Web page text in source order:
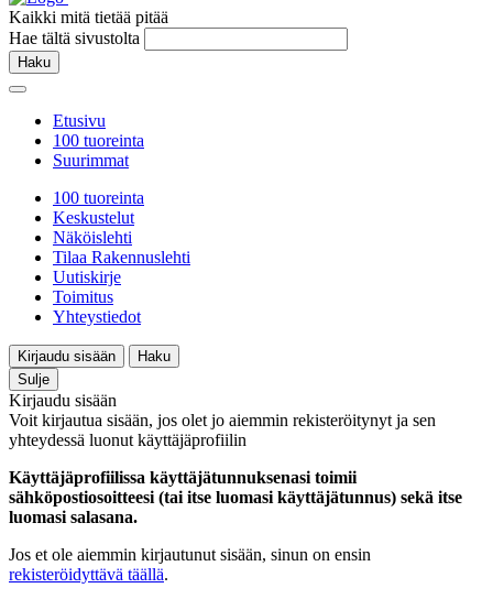
Kaikki mitä tietää pitää
Hae tältä sivustolta
Haku
Etusivu
100 tuoreinta
Suurimmat
100 tuoreinta
Keskustelut
Näköislehti
Tilaa Rakennuslehti
Uutiskirje
Toimitus
Yhteystiedot
Kirjaudu sisään
Haku
Sulje
Kirjaudu sisään
Voit kirjautua sisään, jos olet jo aiemmin rekisteröitynyt ja sen
yhteydessä luonut käyttäjäprofiilin
Käyttäjäprofiilissa käyttäjätunnuksenasi toimii
sähköpostiosoitteesi (tai itse luomasi käyttäjätunnus) sekä itse
luomasi salasana.
Jos et ole aiemmin kirjautunut sisään, sinun on ensin
rekisteröidyttävä täällä.